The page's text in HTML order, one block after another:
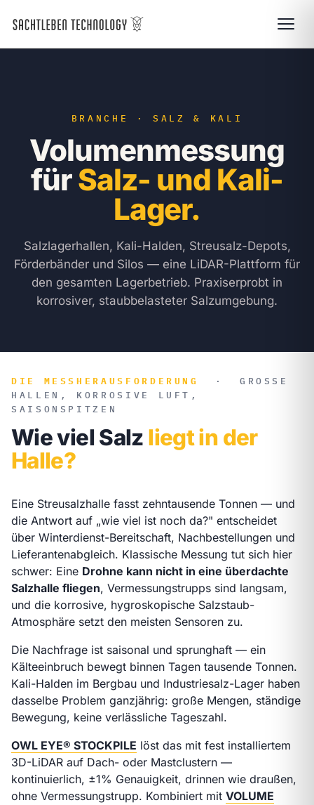
BRANCHE · SALZ & KALI
Volumenmessung
fürSalz- und Kali-
Lager.
Salzlagerhallen, Kali-Halden, Streusalz-Depots,
Förderbänder und Silos — eine LiDAR-Plattform für
den gesamten Lagerbetrieb. Praxiserprobt in
korrosiver, staubbelasteter Salzumgebung.
DIE MESSHERAUSFORDERUNG · GROSSE H
ALLEN, KORROSIVE LUFT, S
AISONSPITZEN
Wie viel Salz liegt in der
Halle?
Eine Streusalzhalle fasst zehntausende Tonnen — und
die Antwort auf „wie viel ist noch da?" entscheidet
über Winterdienst-Bereitschaft, Nachbestellungen und
Lieferantenabgleich. Klassische Messung tut sich hier
schwer: Eine Drohne kann nicht in eine überdachte
Salzhalle fliegen, Vermessungstrupps sind langsam,
und die korrosive, hygroskopische Salzstaub-
Atmosphäre setzt den meisten Sensoren zu.
Die Nachfrage ist saisonal und sprunghaft — ein
Kälteeinbruch bewegt binnen Tagen tausende Tonnen.
Kali-Halden im Bergbau und Industriesalz-Lager haben
dasselbe Problem ganzjährig: große Mengen, ständige
Bewegung, keine verlässliche Tageszahl.
OWL EYE® STOCKPILE löst das mit fest installiertem
3D-LiDAR auf Dach- oder Mastclustern —
kontinuierlich, ±1% Genauigkeit, drinnen wie draußen,
ohne Vermessungstrupp. Kombiniert mit VOLUME